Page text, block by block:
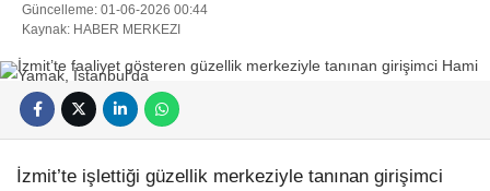
Güncelleme: 01-06-2026 00:44
Kaynak: HABER MERKEZI
İzmit’te işlettiği güzellik merkeziyle tanınan girişimci